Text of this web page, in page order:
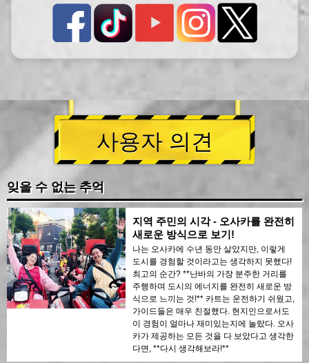
사용자 의견
잊을 수 없는 추억
지역 주민의 시각 - 오사카를 완전히
새로운 방식으로 보기!
나는 오사카에 수년 동안 살았지만, 이렇게
도시를 경험할 것이라고는 생각하지 못했다!
최고의 순간? **난바의 가장 분주한 거리를
주행하며 도시의 에너지를 완전히 새로운 방
식으로 느끼는 것!** 카트는 운전하기 쉬웠고,
가이드들은 매우 친절했다. 현지인으로서도
이 경험이 얼마나 재미있는지에 놀랐다. 오사
카가 제공하는 모든 것을 다 보았다고 생각한
다면, **다시 생각해보라!**